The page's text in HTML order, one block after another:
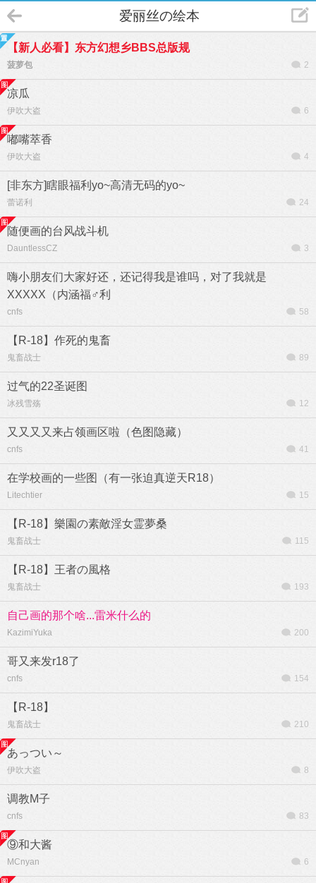
爱丽丝の绘本
【新人必看】东方幻想乡BBS总版规
菠萝包 2
凉瓜
伊吹大盗 6
嘟嘴萃香
伊吹大盗 4
[非东方]瞎眼福利yo~高清无码的yo~
蕾诺利 24
随便画的台风战斗机
DauntlessCZ 3
嗨小朋友们大家好还，还记得我是谁吗，对了我就是
XXXXX（内涵福♂利
cnfs 58
【R-18】作死的鬼畜
鬼畜战士 89
过气的22圣诞图
冰残雪殇 12
又又又又来占领画区啦（色图隐藏）
cnfs 41
在学校画的一些图（有一张迫真逆天R18）
Litechtier 15
【R-18】樂園の素敵淫女霊夢桑
鬼畜战士 115
【R-18】王者の風格
鬼畜战士 193
自己画的那个啥...雷米什么的
KazimiYuka 200
哥又来发r18了
cnfs 154
【R-18】
鬼畜战士 210
あっつい～
伊吹大盗 8
调教M子
cnfs 83
⑨和大酱
MCnyan 6